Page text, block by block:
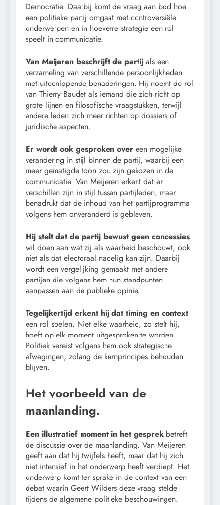
Democratie. Daarbij komt de vraag aan bod hoe
een politieke partij omgaat met controversiële
onderwerpen en in hoeverre strategie een rol
speelt in communicatie.
Van Meijeren beschrijft de partij als een
verzameling van verschillende persoonlijkheden
met uiteenlopende benaderingen. Hij noemt de rol
van Thierry Baudet als iemand die zich richt op
grote lijnen en filosofische vraagstukken, terwijl
andere leden zich meer richten op dossiers of
juridische aspecten.
Er wordt ook gesproken over een mogelijke
verandering in stijl binnen de partij, waarbij een
meer gematigde toon zou zijn gekozen in de
communicatie. Van Meijeren erkent dat er
verschillen zijn in stijl tussen partijleden, maar
benadrukt dat de inhoud van het partijprogramma
volgens hem onveranderd is gebleven.
Hij stelt dat de partij bewust geen concessies
wil doen aan wat zij als waarheid beschouwt, ook
niet als dat electoraal nadelig kan zijn. Daarbij
wordt een vergelijking gemaakt met andere
partijen die volgens hem hun standpunten
aanpassen aan de publieke opinie.
Tegelijkertijd erkent hij dat timing en context
een rol spelen. Niet elke waarheid, zo stelt hij,
hoeft op elk moment uitgesproken te worden.
Politiek vereist volgens hem ook strategische
afwegingen, zolang de kernprincipes behouden
blijven.
Het voorbeeld van de
maanlanding.
Een illustratief moment in het gesprek betreft
de discussie over de maanlanding. Van Meijeren
geeft aan dat hij twijfels heeft, maar dat hij zich
niet intensief in het onderwerp heeft verdiept. Het
onderwerp komt ter sprake in de context van een
debat waarin Geert Wilders deze vraag stelde
tijdens de algemene politieke beschouwingen.